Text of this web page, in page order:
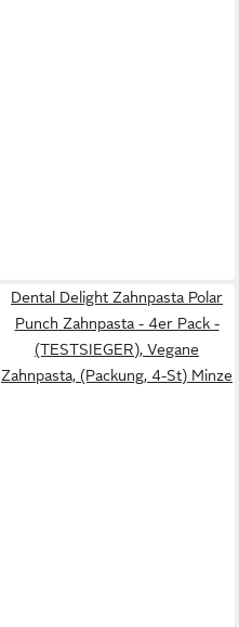
Dental Delight Zahnpasta Polar
Punch Zahnpasta - 4er Pack -
(TESTSIEGER), Vegane
Zahnpasta, (Packung, 4-St) Minze